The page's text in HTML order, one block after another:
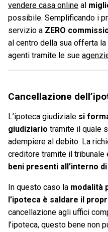
vendere casa online al
possibile. Semplificando i
servizio a ZERO
al centro della sua offerta
agenti tramite le sue
Cancellazione
L’ipoteca giudiziale si
giudiziario tramite il quale
adempiere al debito. La
creditore tramite il
beni presenti all’interno
In questo caso la modalità
l’ipoteca è saldare il
cancellazione agli uffici
l’ipoteca, questo bene non